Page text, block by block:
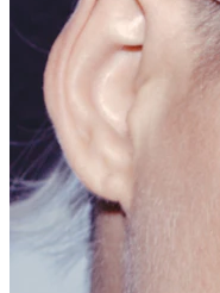
Industrial